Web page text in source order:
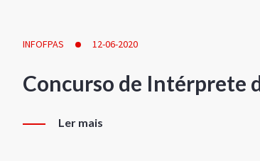
INFOFPAS 12-06-2020
Concurso de Intérprete
Ler mais